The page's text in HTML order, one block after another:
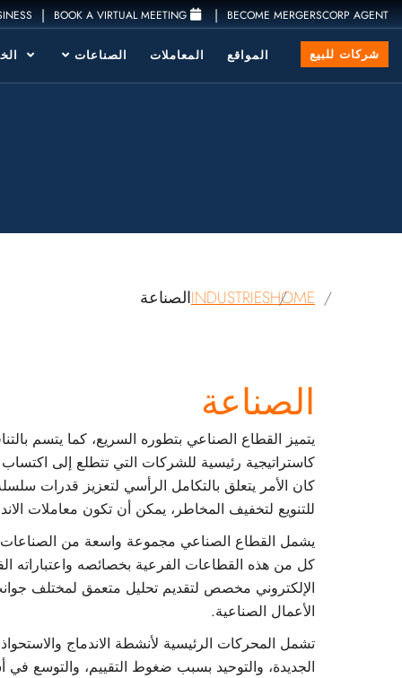
BECOME MERGERSCORP AGENT
|
|
الصناعات المعاملات المواقع شركات للبيع
HOME
INDUSTRIESالصناعة
الصناعة
يتميز القطاع الصناعي بتطوره السريع، كما يتسم
كاستراتيجية رئيسية للشركات التي تتطلع إلى
كان الأمر يتعلق بالتكامل الرأسي لتعزيز قدرات
للتنويع لتخفيف المخاطر، يمكن أن تكون معاملات
يشمل القطاع الصناعي مجموعة واسعة من الصناعات
كل من هذه القطاعات الفرعية بخصائصه واعتباراته
الإلكتروني مخصص لتقديم تحليل متعمق لمختلف
الأعمال الصناعية.
تشمل المحركات الرئيسية لأنشطة الاندماج
الجديدة، والتوحيد بسبب ضغوط التقييم، والتوسع في